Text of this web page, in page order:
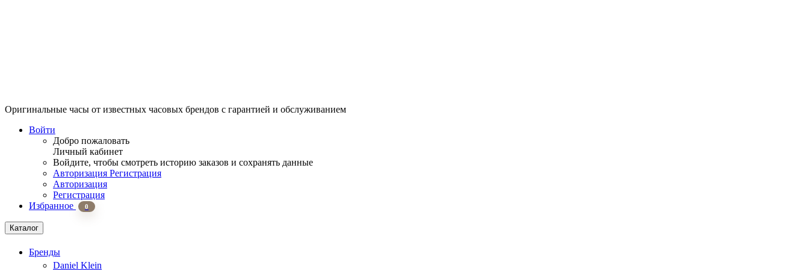
Оригинальные часы от известных часовых брендов с гарантией и обслуживанием
Войти
Добро пожаловать
Личный кабинет
Войдите, чтобы смотреть историю заказов и сохранять данные
Авторизация Регистрация
Авторизация
Регистрация
Избранное
0
Каталог
Бренды
Daniel Klein